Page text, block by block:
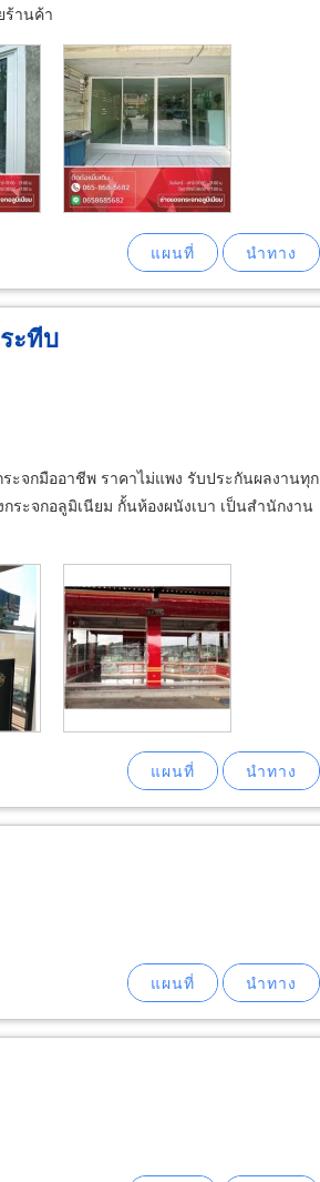
ร้านค้า
ะทีบ
ะจกมืออาชีพ ราคาไม่แพง รับประกันผลงานทุก
ะจกอลูมิเนียม กั้นห้องผนังเบา เป็นสำนักงาน